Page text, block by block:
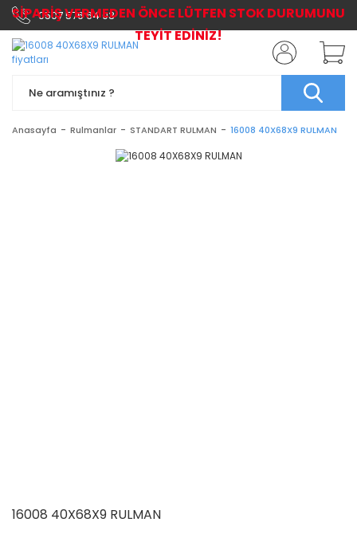
0507 576 64 03
Anasayfa Rulmanlar STANDART RULMAN 16008 40X68X9 RULMAN
16008 40X68X9 RULMAN
SİPARİŞ VERMEDEN ÖNCE LÜTFEN STOK DURUMUNU
TEYİT EDİNİZ!